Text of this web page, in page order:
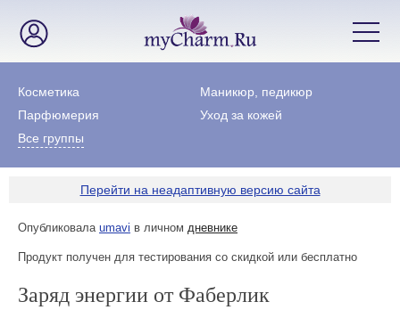
Косметика
Маникюр, педикюр
Парфюмерия
Уход за кожей
Все группы
Перейти на неадаптивную версию сайта
Опубликовала umavi в личном дневнике
Продукт получен для тестирования со скидкой или бесплатно
Заряд энергии от Фаберлик